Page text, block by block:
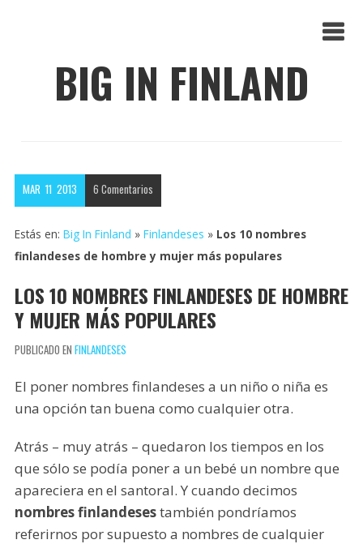
BIG IN FINLAND
MAR 11 2013 6 Comentarios
Estás en: Big In Finland » Finlandeses » Los 10 nombres
finlandeses de hombre y mujer más populares
LOS 10 NOMBRES FINLANDESES DE HOMBRE
Y MUJER MÁS POPULARES
PUBLICADO EN FINLANDESES
El poner nombres finlandeses a un niño o niña es
una opción tan buena como cualquier otra.
Atrás – muy atrás – quedaron los tiempos en los
que sólo se podía poner a un bebé un nombre que
apareciera en el santoral. Y cuando decimos
nombres finlandesestambién pondríamos
referirnos por supuesto a nombres de cualquier